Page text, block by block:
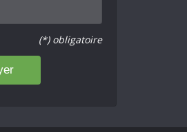
(*) obligatoire